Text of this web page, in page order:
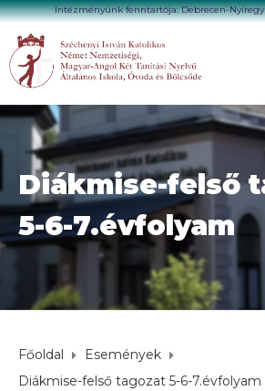
Intézményünk fenntartója: Debrecen-
Diákmise-felső
5-6-7.évfolyam
Főoldal
Események
Diákmise-felső tagozat 5-6-7.évfolyam